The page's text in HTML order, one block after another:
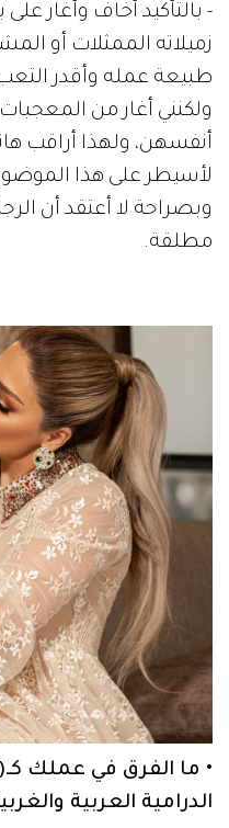
- بالتأكيد أخاف وأغار
زميلاته الممثلات أو
طبيعة عمله وأقدر
ولكنني أغار من
أنفسهن، ولهذا أراقب
لأسيطر على هذا
وبصراحة لا أعتقد أن
مطلقة.
• ما الفرق في عملك
الدرامية العربية